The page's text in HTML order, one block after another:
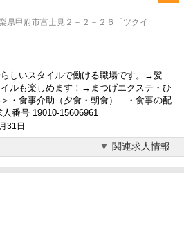
甲府市富士見２－２－２６「ツクイ
しいスタイルで働ける職場です。→髪
ルも楽しめます！→まつげエクステ・ひ
・食事介助（夕食・朝食） ・食事の配
番号 19010-15606961
31日
関連求人情報